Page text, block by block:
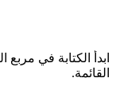
القائمة.